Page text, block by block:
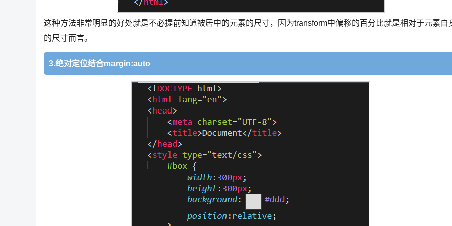
这种方法非常明显的好处就是不必提前知道被居中的元素的尺寸，因为transform中偏移的百分比就是相对于元素自
的尺寸而言。
3.绝对定位结合margin:auto